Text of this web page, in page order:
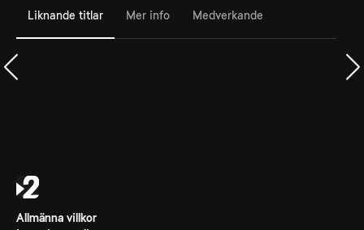
Liknande titlar Mer info Medverkande
Allmänna villkor